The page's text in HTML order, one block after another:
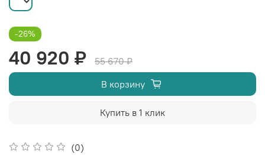
(0)
-26%
40 920 ₽
55 670 ₽
В корзину
Купить в 1 клик